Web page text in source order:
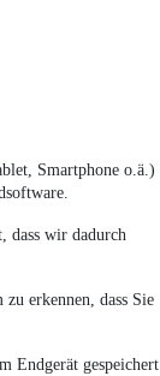
Smartphone o.ä.)
dass wir dadurch
erkennen, dass Sie
Endgerät gespeichert